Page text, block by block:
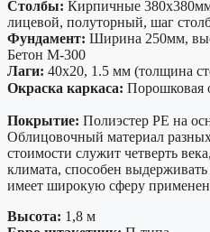
Столбы: Кирпичные
лицевой, полуторный, шаг
Фундамент: Ширина 250мм,
Бетон М-300
Лаги: 40х20, 1.5 мм (толщина
Окраска каркаса: Порошковая
Покрытие: Полиэстер PE на
Облицовочный материал
стоимости служит четверть
климата, способен
имеет широкую сферу
Высота: 1,8 м